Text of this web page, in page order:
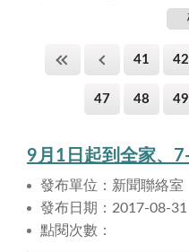
41 42
47 48 49
發布單位：新聞聯絡室
發布日期：2017-08-31
點閱次數：